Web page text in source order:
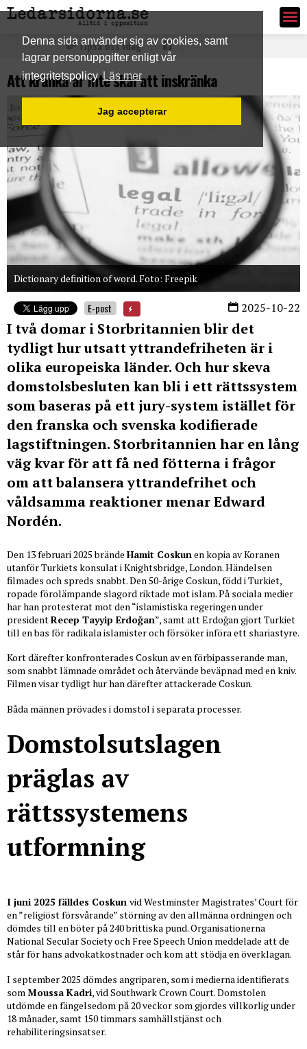
Denna sida använder sig av cookies, samt
lagrar personuppgifter enligt vår
integritetspolicyLäs mer
Jag accepterar
Ledarsidorna.se
Tipsa oss idag
Att kränka är inte skäl att inskränka
Dictionary definition of word. Foto: Freepik
2025-10-22
E-post
I två domar i Storbritannien blir det
tydligt hur utsatt yttrandefriheten är i
olika europeiska länder. Och hur skeva
domstolsbesluten kan bli i ett rättssystem
som baseras på ett jury-system istället för
den franska och svenska kodifierade
lagstiftningen. Storbritannien har en lång
väg kvar för att få ned fötterna i frågor
om att balansera yttrandefrihet och
våldsamma reaktioner menar Edward
Nordén.
Den 13 februari 2025 brände Hamit Coskun en kopia av Koranen
utanför Turkiets konsulat i Knightsbridge, London. Händelsen
filmades och spreds snabbt. Den 50-årige Coskun, född i Turkiet,
ropade förolämpande slagord riktade mot islam. På sociala medier
har han protesterat mot den “islamistiska regeringen under
presidentRecep Tayyip Erdoğan”, samt att Erdoğan gjort Turkiet
till en bas för radikala islamister och försöker införa ett shariastyre.
Kort därefter konfronterades Coskun av en förbipasserande man,
som snabbt lämnade området och återvände beväpnad med en kniv.
Filmen visar tydligt hur han därefter attackerade Coskun.
Båda männen prövades i domstol i separata processer.
Domstolsutslagen
präglas av
rättssystemens
utformning
I juni 2025 fälldes Coskun vid Westminster Magistrates’ Court för
en ”religiöst försvårande” störning av den allmänna ordningen och
dömdes till en böter på 240 brittiska pund. Organisationerna
National Secular Society och Free Speech Union meddelade att de
står för hans advokatkostnader och kom att stödja en överklagan.
I september 2025 dömdes angriparen, som i medierna identifierats
som Moussa Kadri, vid Southwark Crown Court. Domstolen
utdömde en fängelsedom på 20 veckor som gjordes villkorlig under
18 månader, samt 150 timmars samhällstjänst och
rehabiliteringsinsatser.